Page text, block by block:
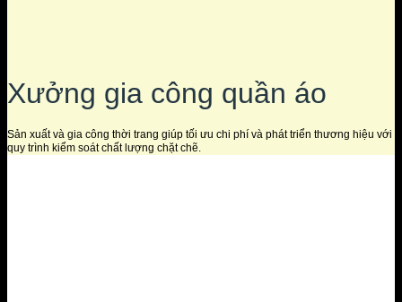
Xưởng gia công quần áo
Sản xuất và gia công thời trang giúp tối ưu chi phí và phát triển thương hiệu với
quy trình kiểm soát chất lượng chặt chẽ.